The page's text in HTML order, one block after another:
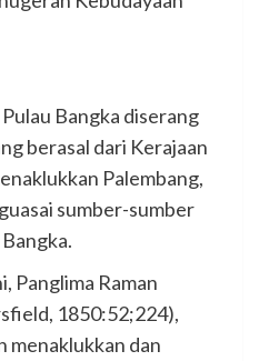
Bangka diserang
berasal dari Kerajaan
Palembang,
sumber-sumber
Panglima Raman
1850:52;224),
menaklukkan dan